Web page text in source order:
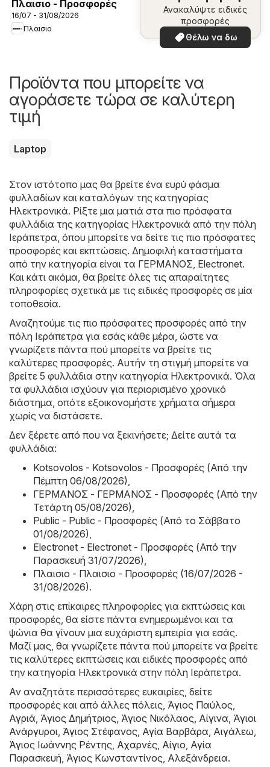
Πλαισιο - Προσφορές
16/07 - 31/08/2026
Πλαισιο
Ανακαλύψτε ειδικές
προσφορές
Θέλω να δω
Προϊόντα που μπορείτε να
αγοράσετε τώρα σε καλύτερη
τιμή
Laptop
Στον ιστότοπο μας θα βρείτε ένα ευρύ φάσμα
φυλλαδίων και καταλόγων της κατηγορίας
Hλεκτρονικά. Ρίξτε μια ματιά στα πιο πρόσφατα
φυλλάδια της κατηγορίας Hλεκτρονικά από την πόλη
Ιεράπετρα, όπου μπορείτε να δείτε τις πιο πρόσφατες
προσφορές και εκπτώσεις. Δημοφιλή καταστήματα
από την κατηγορία είναι τα ΓΕΡΜΑΝΟΣ, Electronet.
Και κάτι ακόμα, θα βρείτε όλες τις απαραίτητες
πληροφορίες σχετικά με τις ειδικές προσφορές σε μία
τοποθεσία.
Αναζητούμε τις πιο πρόσφατες προσφορές από την
πόλη Ιεράπετρα για εσάς κάθε μέρα, ώστε να
γνωρίζετε πάντα πού μπορείτε να βρείτε τις
καλύτερες προσφορές. Αυτήν τη στιγμή μπορείτε να
βρείτε 5 φυλλάδια στην κατηγορία Hλεκτρονικά. Όλα
τα φυλλάδια ισχύουν για περιορισμένο χρονικό
διάστημα, οπότε εξοικονομήστε χρήματα σήμερα
χωρίς να διστάσετε.
Δεν ξέρετε από που να ξεκινήσετε; Δείτε αυτά τα
φυλλάδια:
Kotsovolos - Kotsovolos - Προσφορές (Από την
Πέμπτη 06/08/2026),
ΓΕΡΜΑΝΟΣ - ΓΕΡΜΑΝΟΣ - Προσφορές (Από την
Τετάρτη 05/08/2026),
Public - Public - Προσφορές (Από το Σάββατο
01/08/2026),
Electronet - Electronet - Προσφορές (Από την
Παρασκευή 31/07/2026),
Πλαισιο - Πλαισιο - Προσφορές (16/07/2026 -
31/08/2026).
Χάρη στις επίκαιρες πληροφορίες για εκπτώσεις και
προσφορές, θα είστε πάντα ενημερωμένοι και τα
ψώνια θα γίνουν μια ευχάριστη εμπειρία για εσάς.
Μαζί μας, θα γνωρίζετε πάντα πού μπορείτε να βρείτε
τις καλύτερες εκπτώσεις και ειδικές προσφορές από
την κατηγορία Hλεκτρονικά στην πόλη Ιεράπετρα.
Αν αναζητάτε περισσότερες ευκαιρίες, δείτε
προσφορές και από άλλες πόλεις, Άγιος Παύλος,
Αγριά, Άγιος Δημήτριος, Άγιος Νικόλαος, Αίγινα, Άγιοι
Ανάργυροι, Άγιος Στέφανος, Αγία Βαρβάρα, Αιγάλεω,
Άγιος Ιωάννης Ρέντης, Αχαρνές, Αίγιο, Αγία
Παρασκευή, Άγιος Κωνσταντίνος, Αλεξάνδρεια.